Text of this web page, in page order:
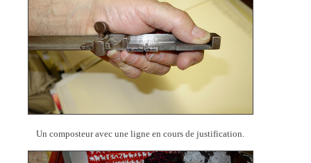
Un composteur avec une ligne en cours de justification.